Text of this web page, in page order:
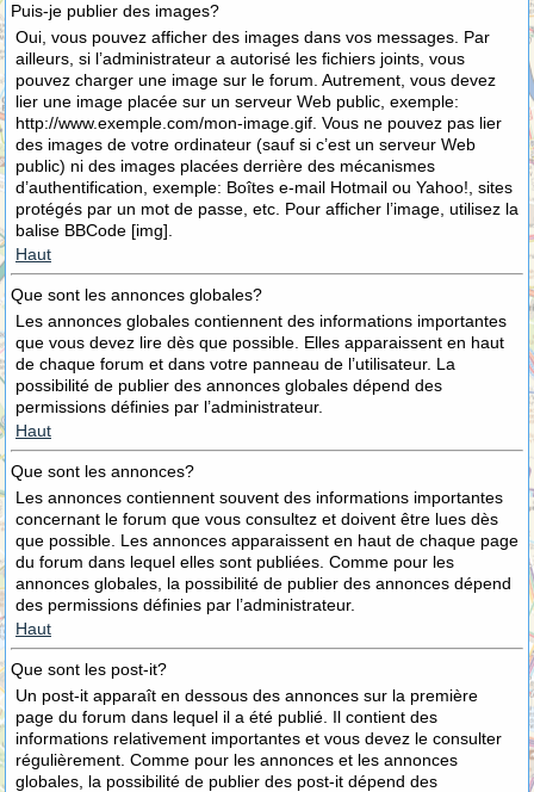
Puis-je publier des images?
Oui, vous pouvez afficher des images dans vos messages. Par
ailleurs, si l’administrateur a autorisé les fichiers joints, vous
pouvez charger une image sur le forum. Autrement, vous devez
lier une image placée sur un serveur Web public, exemple:
http://www.exemple.com/mon-image.gif. Vous ne pouvez pas lier
des images de votre ordinateur (sauf si c’est un serveur Web
public) ni des images placées derrière des mécanismes
d’authentification, exemple: Boîtes e-mail Hotmail ou Yahoo!, sites
protégés par un mot de passe, etc. Pour afficher l’image, utilisez la
balise BBCode [img].
Haut
Que sont les annonces globales?
Les annonces globales contiennent des informations importantes
que vous devez lire dès que possible. Elles apparaissent en haut
de chaque forum et dans votre panneau de l’utilisateur. La
possibilité de publier des annonces globales dépend des
permissions définies par l’administrateur.
Haut
Que sont les annonces?
Les annonces contiennent souvent des informations importantes
concernant le forum que vous consultez et doivent être lues dès
que possible. Les annonces apparaissent en haut de chaque page
du forum dans lequel elles sont publiées. Comme pour les
annonces globales, la possibilité de publier des annonces dépend
des permissions définies par l’administrateur.
Haut
Que sont les post-it?
Un post-it apparaît en dessous des annonces sur la première
page du forum dans lequel il a été publié. Il contient des
informations relativement importantes et vous devez le consulter
régulièrement. Comme pour les annonces et les annonces
globales, la possibilité de publier des post-it dépend des